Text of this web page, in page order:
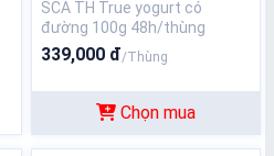
SCA TH True yogurt có
đường 100g 48h/thùng
339,000 đ/Thùng
Chọn mua